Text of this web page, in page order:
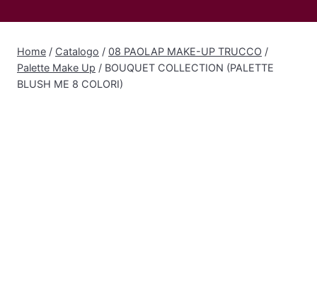
Home / Catalogo / 08 PAOLAP MAKE-UP TRUCCO /
Palette Make Up / BOUQUET COLLECTION (PALETTE
BLUSH ME 8 COLORI)